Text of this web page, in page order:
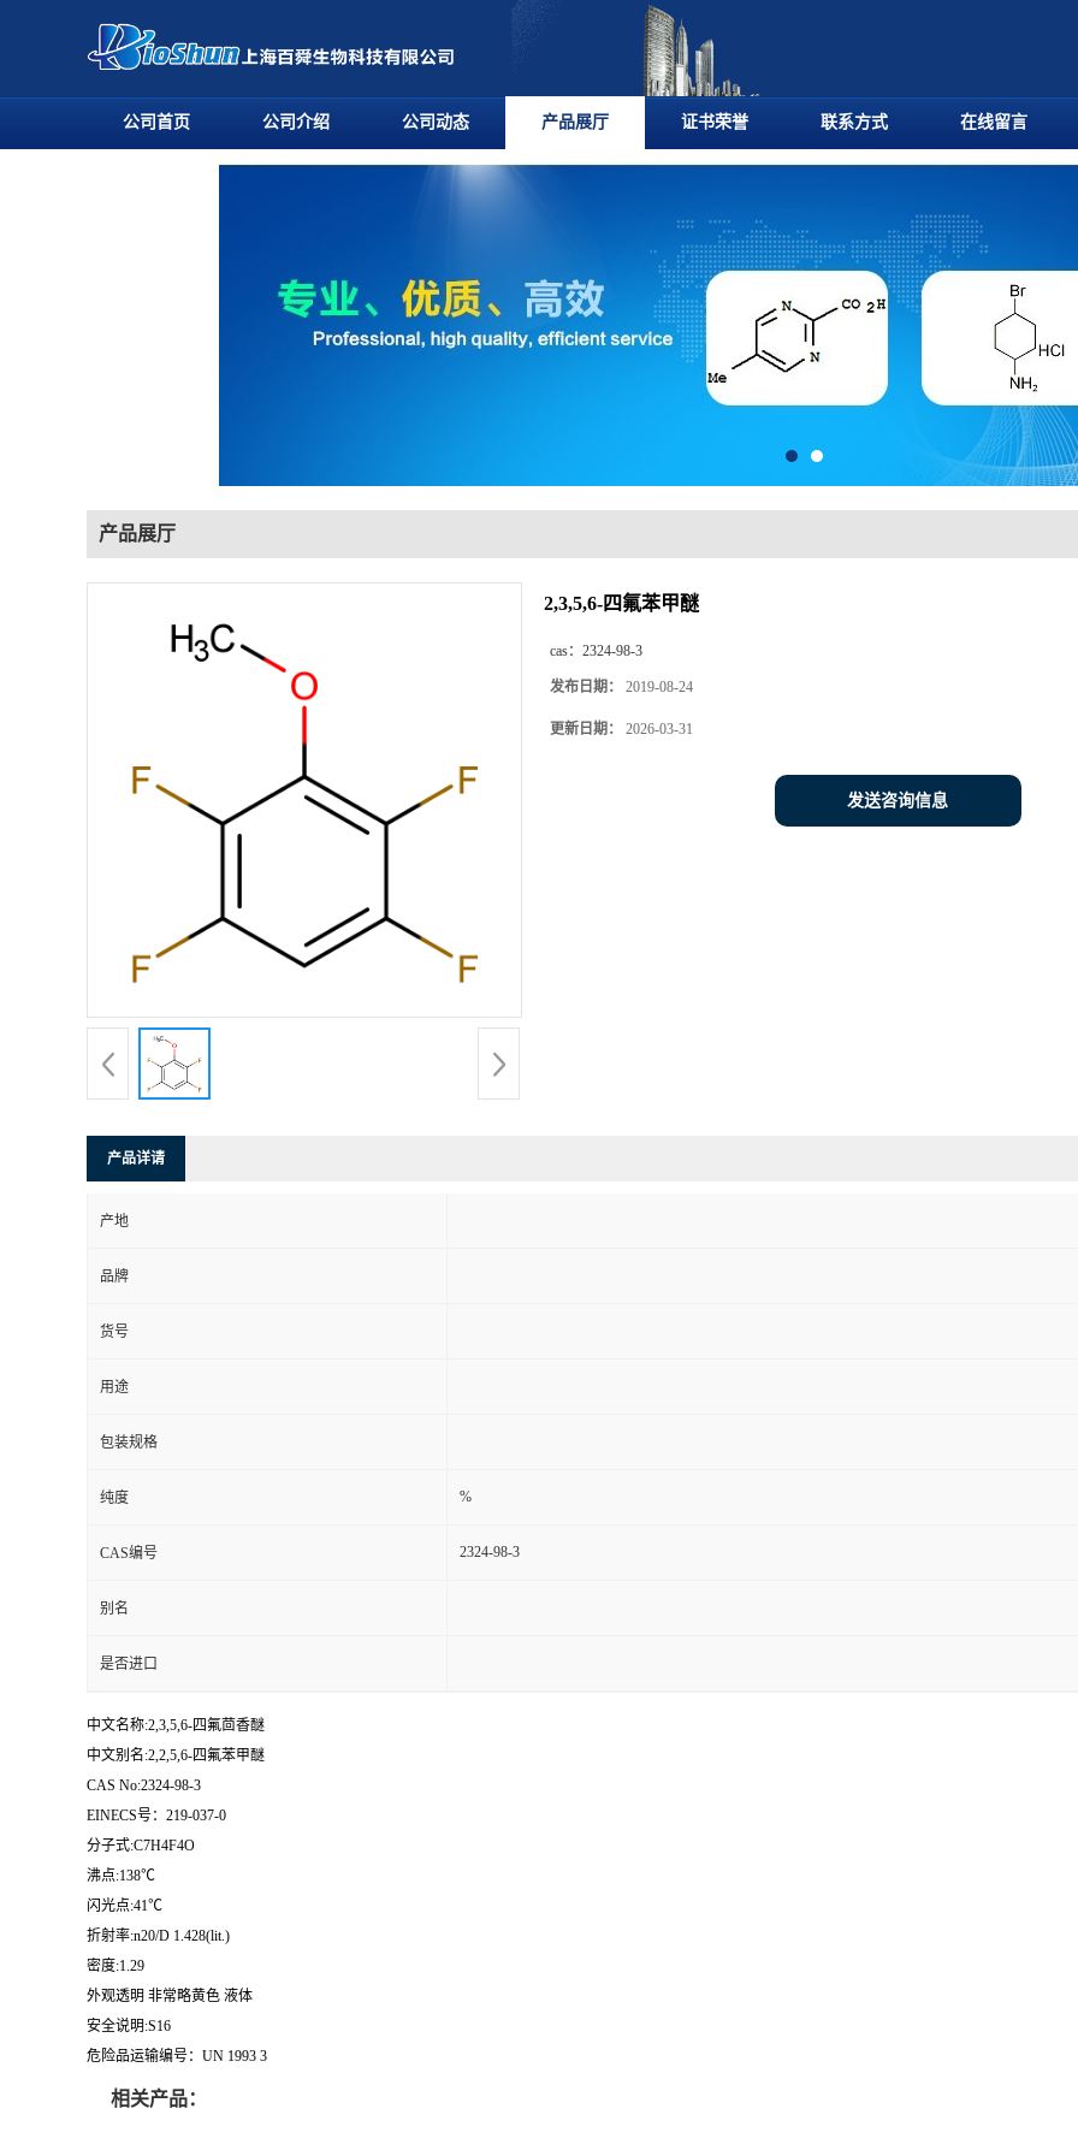
公司首页 公司介绍 公司动态 产品展厅 证书荣誉 联系方式 在线留言
产品展厅
2,3,5,6-四氟苯甲醚
cas： 2324-98-3
发布日期： 2019-08-24
更新日期： 2026-03-31
发送咨询信息
产品详请
产地
品牌
货号
用途
包装规格
纯度 %
CAS编号 2324-98-3
别名
是否进口
中文名称:2,3,5,6-四氟茴香醚
中文别名:2,2,5,6-四氟苯甲醚
CAS No:2324-98-3
EINECS号：219-037-0
分子式:C7H4F4O
沸点:138℃
闪光点:41℃
折射率:n20/D 1.428(lit.)
密度:1.29
外观透明 非常略黄色 液体
安全说明:S16
危险品运输编号：UN 1993 3
相关产品：